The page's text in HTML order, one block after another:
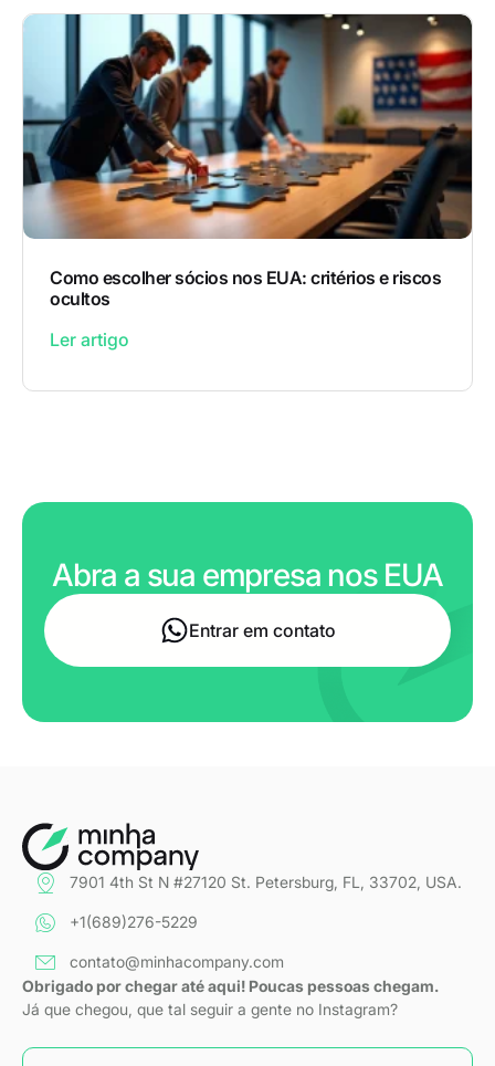
Como escolher sócios nos EUA: critérios e riscos
ocultos
Ler artigo
Abra a sua empresa nos EUA
Entrar em contato
7901 4th St N #27120 St. Petersburg, FL, 33702, USA.
+1(689)276-5229
contato@minhacompany.com
Obrigado por chegar até aqui! Poucas pessoas chegam.
Já que chegou, que tal seguir a gente no Instagram?